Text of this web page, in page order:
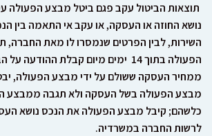
תוצאות הביטול עקב פגם ביטל מבצע הפעולה
נושא החוזה או העסקה, או עקב אי התאמה בין
השירות, לבין הפרטים שנמסרו לו מאת
הפעולה בתוך 14 ימים מיום קבלת
ממחיר העסקה ששולם על ידי מבצע הפעולה,
מבצע הפעולה בשל העסקה ולא תגבה ממבצע
כלשהם; קיבל מבצע הפעולה את הנכס נושא
לרשות החברה במשרדיה.